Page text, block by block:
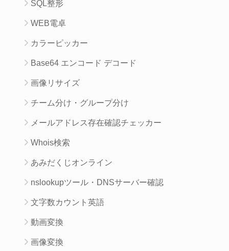
SQL整形
WEB電卓
カラーピッカー
Base64 エンコード デコード
画像リサイズ
チーム分け・グループ分け
メールアドレス存在確認チェッカー
Whois検索
あみだくじオンライン
nslookupツール・DNSサーバー確認
文字数カウント英語
動画変換
画像変換